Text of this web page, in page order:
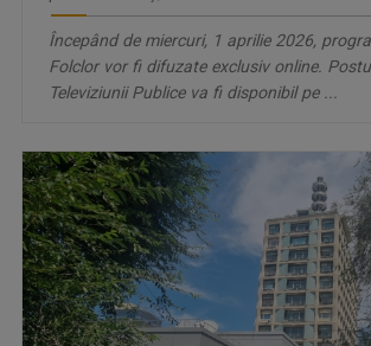
Începând de miercuri, 1 aprilie 2026,
Folclor vor fi difuzate exclusiv online.
Televiziunii Publice va fi disponibil pe ...